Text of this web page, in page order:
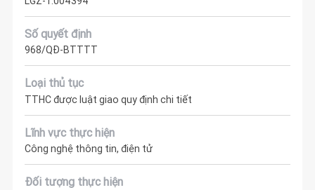
Số quyết định
968/QĐ-BTTTT
Loại thủ tục
TTHC được luật giao quy định chi tiết
Lĩnh vực thực hiện
Công nghệ thông tin, điện tử
Đối tượng thực hiện